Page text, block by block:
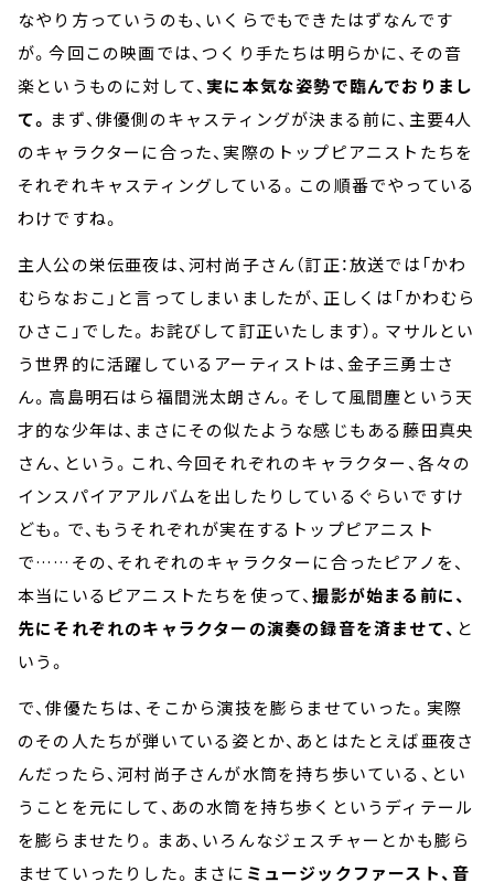
なやり方っていうのも、いくらでもできたはずなんです
が。今回この映画では、つくり手たちは明らかに、その音
楽というものに対して、 実に本気な姿勢で臨んでおりまし
て。 まず、俳優側のキャスティングが決まる前に、主要4人
のキャラクターに合った、実際のトップピアニストたちを
それぞれキャスティングしている。この順番でやっている
わけですね。
主人公の栄伝亜夜は、河村尚子さん（訂正：放送では「かわ
むらなおこ」と言ってしまいましたが、正しくは「かわむら
ひさこ」でした。お詫びして訂正いたします）。マサルとい
う世界的に活躍しているアーティストは、金子三勇士さ
ん。高島明石はら福間洸太朗さん。そして風間塵という天
才的な少年は、まさにその似たような感じもある藤田真央
さん、という。これ、今回それぞれのキャラクター、各々の
インスパイアアルバムを出したりしているぐらいですけ
ども。で、もうそれぞれが実在するトップピアニスト
で…… その、それぞれのキャラクターに合ったピアノを、
本当にいるピアニストたちを使って、撮影が始まる前に、
先にそれぞれのキャラクターの演奏の録音を済ませて、 と
いう。
で、俳優たちは、そこから演技を膨らませていった。実際
のその人たちが弾いている姿とか、あとはたとえば亜夜さ
んだったら、河村尚子さんが水筒を持ち歩いている、とい
うことを元にして、あの水筒を持ち歩くというディテール
を膨らませたり。まあ、いろんなジェスチャーとかも膨ら
ませていったりした。まさに ミュージックファースト、音